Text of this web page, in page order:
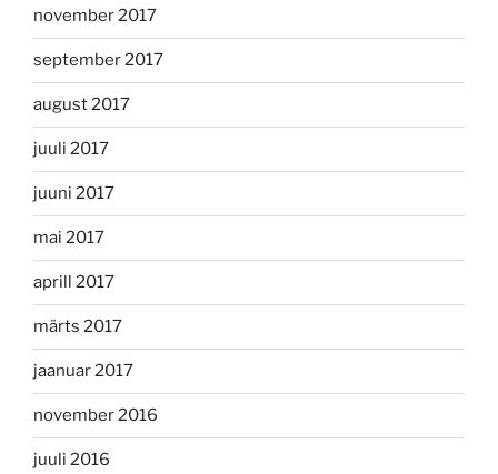
november 2017
september 2017
august 2017
juuli 2017
juuni 2017
mai 2017
aprill 2017
märts 2017
jaanuar 2017
november 2016
juuli 2016